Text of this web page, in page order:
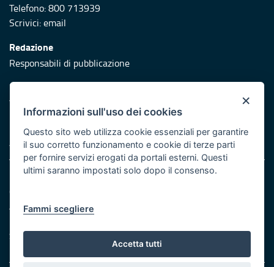
Telefono: 800 713939
Scrivici:email
Redazione
Responsabili di pubblicazione
Protezione civile
Vai al sito di Protezione Civile Puglia
Iniziativa finanziata con risorse del POR Puglia 2014/2020 -
Asse XI
Note legali
Cookie e privacy
Atti di notifica
Servizi Intranet
×
Informazioni sull'uso dei cookies
Questo sito web utilizza cookie essenziali per garantire
il suo corretto funzionamento e cookie di terze parti
per fornire servizi erogati da portali esterni. Questi
ultimi saranno impostati solo dopo il consenso.
Fammi scegliere
Accetta tutti